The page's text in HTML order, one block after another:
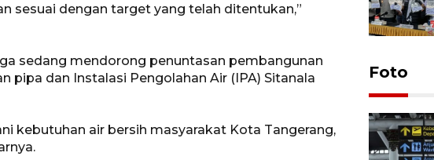
sesuai dengan target yang telah ditentukan,”
sedang mendorong penuntasan pembangunan
pipa dan Instalasi Pengolahan Air (IPA) Sitanala
kebutuhan air bersih masyarakat Kota Tangerang,
Foto